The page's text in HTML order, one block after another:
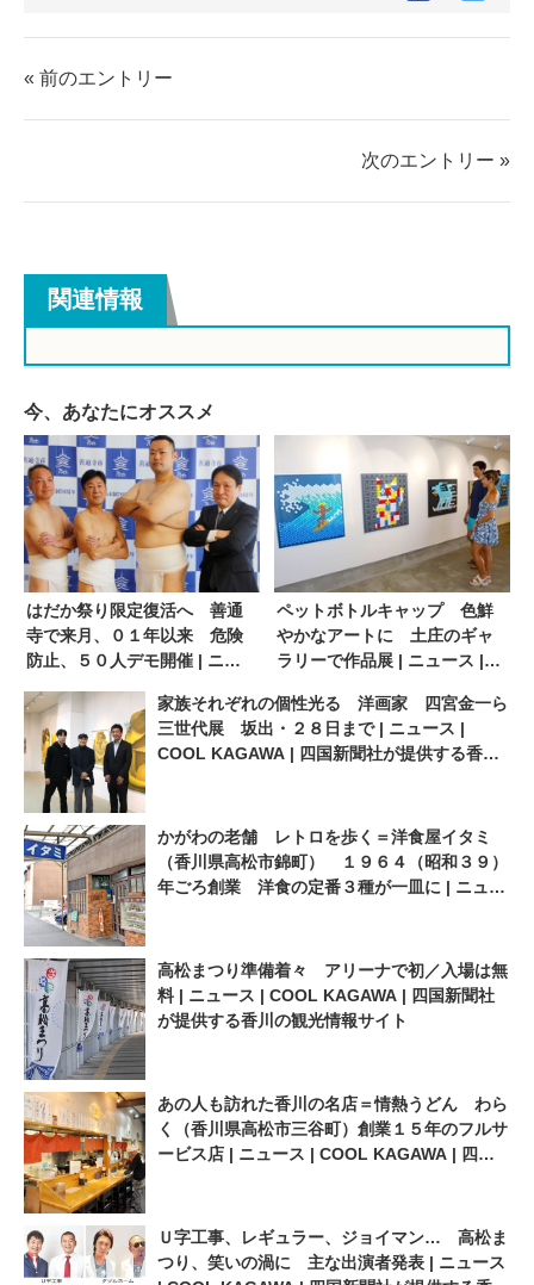
シ
す
シ
す
« 前のエントリー
次のエントリー »
関連情報
今、あなたにオススメ
はだか祭り限定復活へ 善通
寺で来月、０１年以来 危険
防止、５０人デモ開催 | ニュ
新聞社が提供する香川の観光
情報サイト
ペットボトルキャップ 色鮮
やかなアートに 土庄のギャ
ラリーで作品展 | ニュース |
が提供する香川の観光情報サ
イト
家族それぞれの個性光る 洋画家 四宮金一ら
三世代展 坂出・２８日まで | ニュース |
COOL KAGAWA | 四国新聞社が提供する香川
かがわの老舗 レトロを歩く＝洋食屋イタミ
（香川県高松市錦町） １９６４（昭和３９）
年ごろ創業 洋食の定番３種が一皿に | ニュー
高松まつり準備着々 アリーナで初／入場は無
料 | ニュース | COOL KAGAWA | 四国新聞社
が提供する香川の観光情報サイト
あの人も訪れた香川の名店＝情熱うどん わら
く（香川県高松市三谷町）創業１５年のフルサ
ービス店 | ニュース | COOL KAGAWA | 四国
Ｕ字工事、レギュラー、ジョイマン… 高松ま
つり、笑いの渦に 主な出演者発表 | ニュース